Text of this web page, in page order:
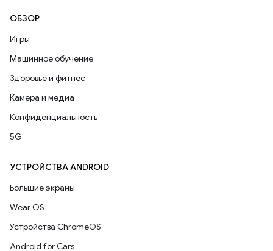
ОБЗОР
Игры
Машинное обучение
Здоровье и фитнес
Камера и медиа
Конфиденциальность
5G
УСТРОЙСТВА ANDROID
Большие экраны
Wear OS
Устройства ChromeOS
Android for Cars